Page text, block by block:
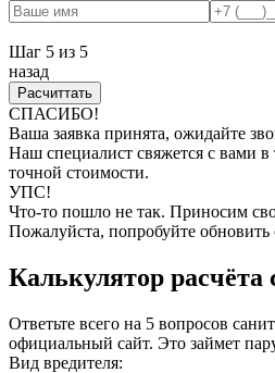
Шаг 5 из 5
назад
СПАСИБО!
Ваша заявка принята, ожидайте
Наш специалист свяжется с вами в
точной стоимости.
УПС!
Что-то пошло не так. Приносим
Пожалуйста, попробуйте обновить
Калькулятор расчёта
Ответьте всего на 5 вопросов
официальный сайт. Это займет
Вид вредителя: